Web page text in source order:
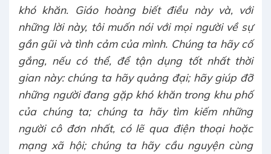
khó khăn. Giáo hoàng biết điều này và, với
những lời này, tôi muốn nói với mọi người về sự
gần gũi và tình cảm của mình. Chúng ta hãy cố
gắng, nếu có thể, để tận dụng tốt nhất thời
gian này: chúng ta hãy quảng đại; hãy giúp đỡ
những người đang gặp khó khăn trong khu phố
của chúng ta; chúng ta hãy tìm kiếm những
người cô đơn nhất, có lẽ qua điện thoại hoặc
mạng xã hội; chúng ta hãy cầu nguyện cùng